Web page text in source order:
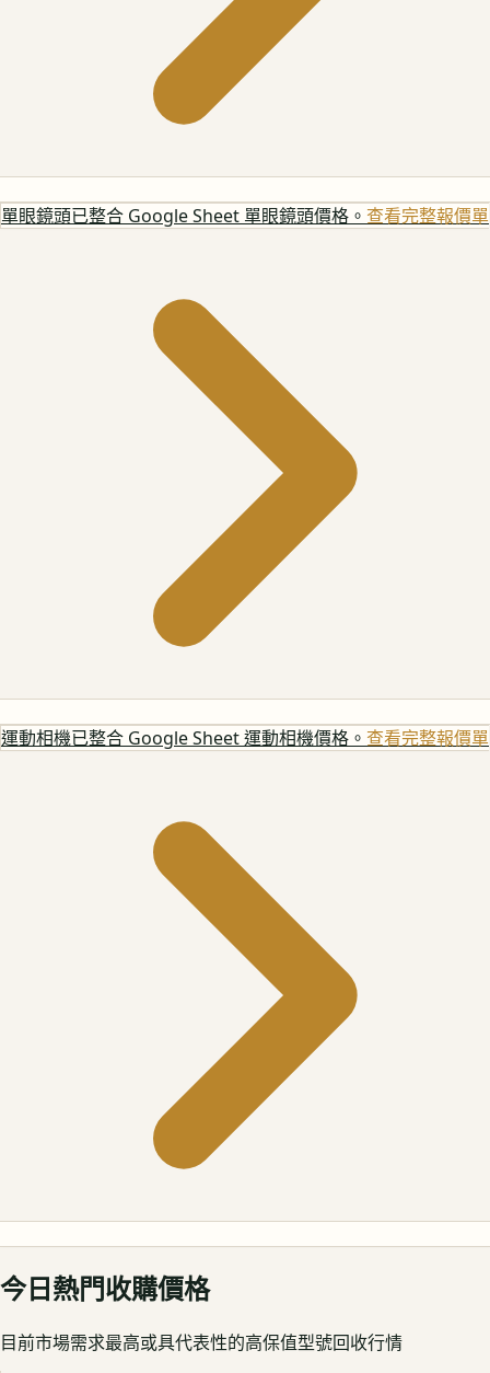
單眼鏡頭已整合 Google Sheet 單眼鏡頭價格。 查看完整報價單
運動相機已整合 Google Sheet 運動相機價格。 查看完整報價單
今日熱門收購價格
目前市場需求最高或具代表性的高保值型號回收行情